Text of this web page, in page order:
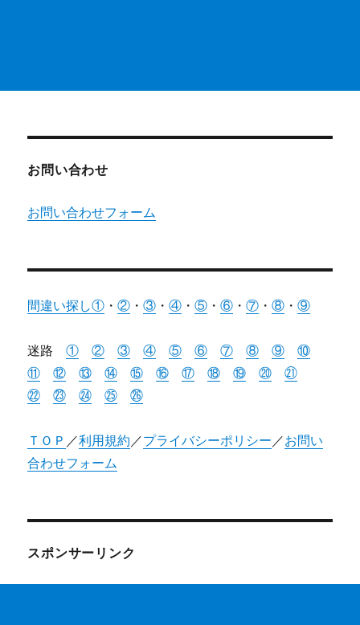
お問い合わせ
お問い合わせフォーム
間違い探し① ・② ・③ ・④ ・⑤ ・⑥ ・⑦ ・⑧ ・⑨
迷路① ② ③ ④ ⑤ ⑥ ⑦ ⑧ ⑨
⑩
⑪
⑫ ⑬ ⑭ ⑮ ⑯ ⑰ ⑱ ⑲ ⑳
㉑
㉒
㉓ ㉔ ㉕ ㉖
ＴＯＰ ／利用規約 ／プライバシーポリシー ／お問い
合わせフォーム
スポンサーリンク